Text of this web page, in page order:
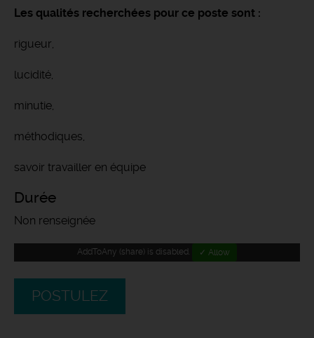
Les qualités recherchées pour ce poste sont :
rigueur,
lucidité,
minutie,
méthodiques,
savoir travailler en équipe
Durée
Non renseignée
AddToAny (share) is disabled. ✓ Allow
POSTULEZ